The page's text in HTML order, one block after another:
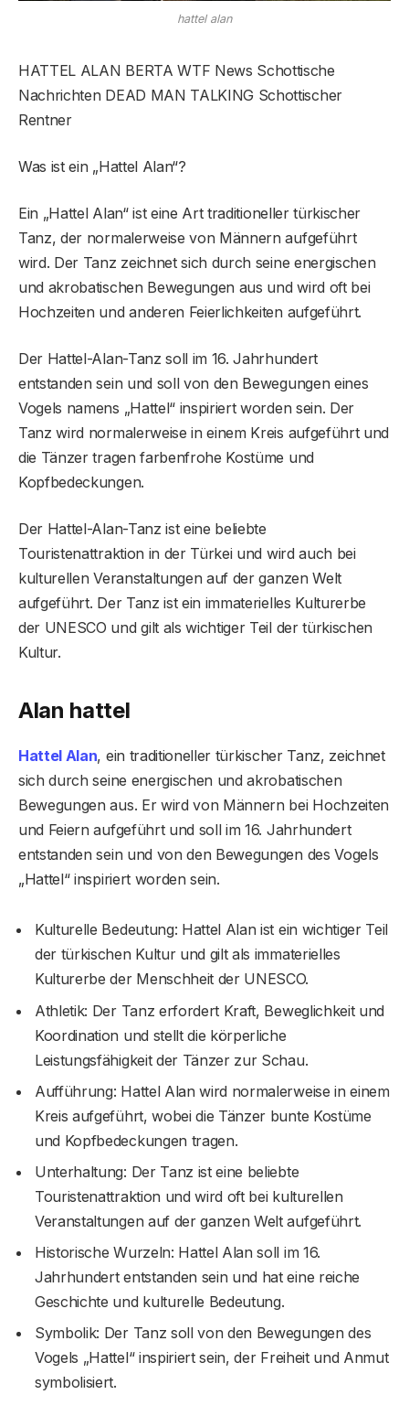
hattel alan
HATTEL ALAN BERTA WTF News Schottische
Nachrichten DEAD MAN TALKING Schottischer
Rentner
Was ist ein „Hattel Alan“?
Ein „Hattel Alan“ ist eine Art traditioneller türkischer
Tanz, der normalerweise von Männern aufgeführt
wird. Der Tanz zeichnet sich durch seine energischen
und akrobatischen Bewegungen aus und wird oft bei
Hochzeiten und anderen Feierlichkeiten aufgeführt.
Der Hattel-Alan-Tanz soll im 16. Jahrhundert
entstanden sein und soll von den Bewegungen eines
Vogels namens „Hattel“ inspiriert worden sein. Der
Tanz wird normalerweise in einem Kreis aufgeführt und
die Tänzer tragen farbenfrohe Kostüme und
Kopfbedeckungen.
Der Hattel-Alan-Tanz ist eine beliebte
Touristenattraktion in der Türkei und wird auch bei
kulturellen Veranstaltungen auf der ganzen Welt
aufgeführt. Der Tanz ist ein immaterielles Kulturerbe
der UNESCO und gilt als wichtiger Teil der türkischen
Kultur.
Alan hattel
Hattel Alan, ein traditioneller türkischer Tanz, zeichnet
sich durch seine energischen und akrobatischen
Bewegungen aus. Er wird von Männern bei Hochzeiten
und Feiern aufgeführt und soll im 16. Jahrhundert
entstanden sein und von den Bewegungen des Vogels
„Hattel“ inspiriert worden sein.
Kulturelle Bedeutung: Hattel Alan ist ein wichtiger Teil
der türkischen Kultur und gilt als immaterielles
Kulturerbe der Menschheit der UNESCO.
Athletik: Der Tanz erfordert Kraft, Beweglichkeit und
Koordination und stellt die körperliche
Leistungsfähigkeit der Tänzer zur Schau.
Aufführung: Hattel Alan wird normalerweise in einem
Kreis aufgeführt, wobei die Tänzer bunte Kostüme
und Kopfbedeckungen tragen.
Unterhaltung: Der Tanz ist eine beliebte
Touristenattraktion und wird oft bei kulturellen
Veranstaltungen auf der ganzen Welt aufgeführt.
Historische Wurzeln: Hattel Alan soll im 16.
Jahrhundert entstanden sein und hat eine reiche
Geschichte und kulturelle Bedeutung.
Symbolik: Der Tanz soll von den Bewegungen des
Vogels „Hattel“ inspiriert sein, der Freiheit und Anmut
symbolisiert.